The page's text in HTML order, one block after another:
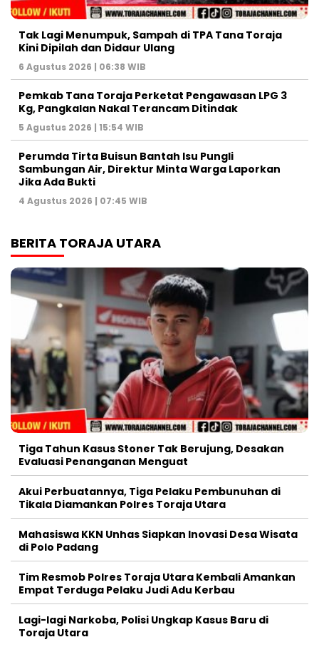
Tak Lagi Menumpuk, Sampah di TPA Tana Toraja
Kini Dipilah dan Didaur Ulang
6 Agustus 2026 | 06:38 WIB
Pemkab Tana Toraja Perketat Pengawasan LPG 3
Kg, Pangkalan Nakal Terancam Ditindak
5 Agustus 2026 | 15:54 WIB
Perumda Tirta Buisun Bantah Isu Pungli
Sambungan Air, Direktur Minta Warga Laporkan
Jika Ada Bukti
4 Agustus 2026 | 07:45 WIB
BERITA TORAJA UTARA
Tiga Tahun Kasus Stoner Tak Berujung, Desakan
Evaluasi Penanganan Menguat
Akui Perbuatannya, Tiga Pelaku Pembunuhan di
Tikala Diamankan Polres Toraja Utara
Mahasiswa KKN Unhas Siapkan Inovasi Desa Wisata
di Polo Padang
Tim Resmob Polres Toraja Utara Kembali Amankan
Empat Terduga Pelaku Judi Adu Kerbau
Lagi-lagi Narkoba, Polisi Ungkap Kasus Baru di
Toraja Utara